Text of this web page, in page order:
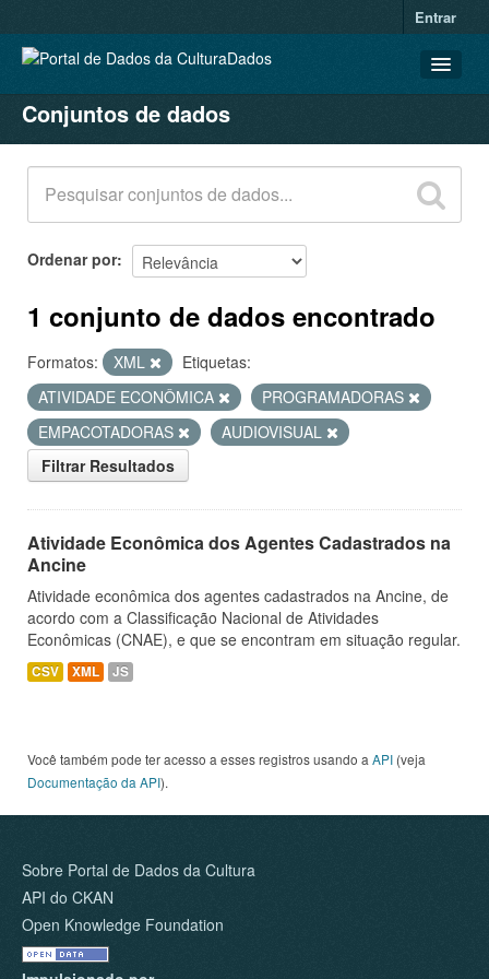
Entrar
CONJUNTOS DE DADOS
ORGANIZAÇÕES
GRUPOS
SOBRE
Conjuntos de dados
Ordenar por
1 conjunto de dados encontrado
Formatos: XML
Etiquetas:
ATIVIDADE ECONÔMICA
PROGRAMADORAS
EMPACOTADORAS
AUDIOVISUAL
Filtrar Resultados
Atividade Econômica dos Agentes Cadastrados na
Ancine
Atividade econômica dos agentes cadastrados na Ancine, de
acordo com a Classificação Nacional de Atividades
Econômicas (CNAE), e que se encontram em situação regular.
CSV XML JS
Você também pode ter acesso a esses registros usando a API (veja
Documentação da API).
Sobre Portal de Dados da Cultura
API do CKAN
Open Knowledge Foundation